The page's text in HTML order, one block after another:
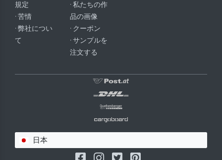
規定
· 苦情
· 弊社につい
て
· 私たちの作
品の画像
· クーポン
· サンプルを
注文する
日本